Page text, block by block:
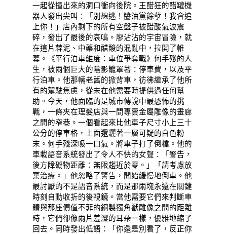
一起從撞出來的洞口衝向後院。王醋狂的醋罐機
器人發出尖叫：「別想逃！醬油黨餘孽！我會追
上你！」店內剩下的所有空盤子被醋酸氣波震
碎，發出了最後的哀鳴。廖沾沾的宇宙冒險，就
在這片蒜泥、中藥和醋酸的混亂中，拉開了帷
幕。《平行泊車維度：車位爭奪戰》何手殘的人
生，被兩個巨大的陰影籠罩著：停車費，以及平
行泊車。他那輛老舊的掀背車，彷彿繼承了他所
有的駕駛焦慮，從未在他需要時提供過任何幫
助。今天，他面臨的是城市傳說中最恐怖的挑
戰，一條夾在理髮店與一間專賣金屬雕像的畫廊
之間的窄巷。一個看起來比他車子尺寸小上三十
公分的停車格，上面還灑著一層可疑的白色粉
末。何手殘深吸一口氣。將車子打了倒檔。他的
車載語音系統發出了令人不快的女聲：「警告，
後方障礙物距離：無限趨近於零。」「請考慮放
棄治療。」他忽略了警告，開始緩慢地倒車。他
最討厭的不是語音系統，而是那兩塊永遠在關鍵
時刻自動收折的後視鏡。當他需要它們來判斷車
體與那座價值不菲的銅製獨角獸雕像之間的距離
時，它們卻像兩片羞澀的耳朵一樣，優雅地縮了
回去。同時發出低語：「你還是別看了，反正你